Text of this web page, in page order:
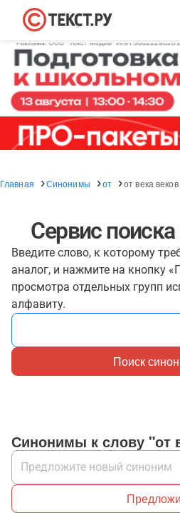
Главная Синонимы от от века веков
Сервис
Введите слово, к которому
аналог, и нажмите на кнопку
просмотра отдельных групп
алфавиту.
Поиск
Синонимы к слову "от